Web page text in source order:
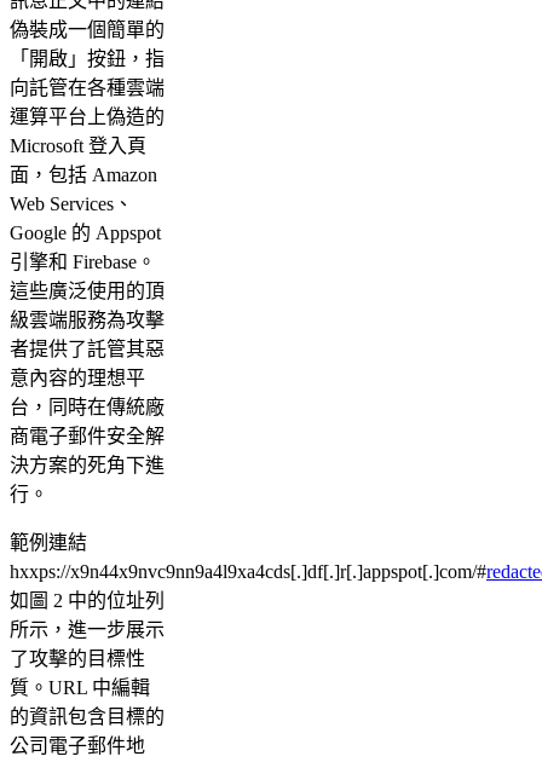
偽裝成一個簡單的
「開啟」按鈕，指
向託管在各種雲端
運算平台上偽造的
Microsoft 登入頁
面，包括 Amazon
Web Services、
Google 的 Appspot
引擎和 Firebase。
這些廣泛使用的頂
級雲端服務為攻擊
者提供了託管其惡
意內容的理想平
台，同時在傳統廠
商電子郵件安全解
決方案的死角下進
行。
範例連結
hxxps://x9n44x9nvc9nn9a4l9xa4cds[.]df[.]r[.]appspot[.]com/#
如圖 2 中的位址列
所示，進一步展示
了攻擊的目標性
質。URL 中編輯
的資訊包含目標的
公司電子郵件地